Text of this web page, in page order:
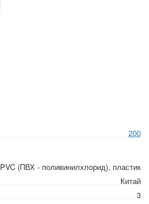
200
PVC (ПВХ - поливинилхлорид), пластик
Китай
3